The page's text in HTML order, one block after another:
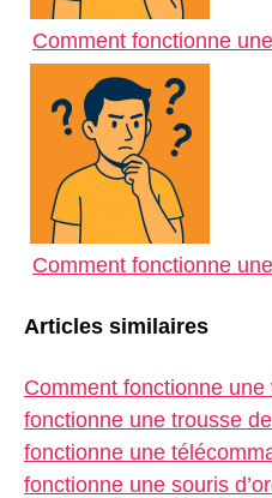
Comment fonctionne
Comment fonctionne
Articles similaires
Comment fonctionne une
fonctionne une trousse
fonctionne une
fonctionne une souris